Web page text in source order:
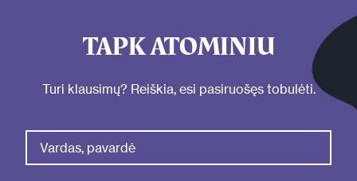
TAPK ATOMINIU
Turi klausimų? Reiškia, esi pasiruošęs tobulėti.